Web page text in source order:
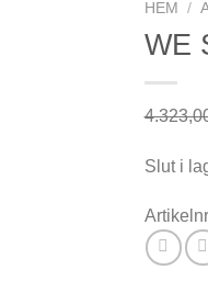
HEM /
WE
Slut i